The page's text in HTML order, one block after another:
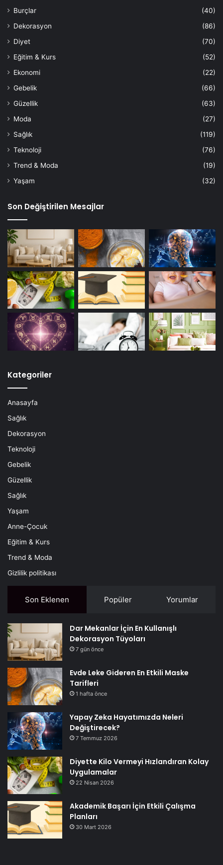
Burçlar
(40)
Dekorasyon
(86)
Diyet
(70)
Eğitim & Kurs
(52)
Ekonomi
(22)
Gebelik
(66)
Güzellik
(63)
Moda
(27)
Sağlık
(119)
Teknoloji
(76)
Trend & Moda
(19)
Yaşam
(32)
Son Değiştirilen Mesajlar
Kategoriler
Anasayfa
Sağlık
Dekorasyon
Teknoloji
Gebelik
Güzellik
Sağlık
Yaşam
Anne-Çocuk
Eğitim & Kurs
Trend & Moda
Gizlilik politikası
Son Eklenen Popüler Yorumlar
Dar Mekanlar İçin En Kullanışlı
Dekorasyon Tüyoları
7 gün önce
Evde Leke Gideren En Etkili Maske
Tarifleri
1 hafta önce
Yapay Zeka Hayatımızda Neleri
Değiştirecek?
7 Temmuz 2026
Diyette Kilo Vermeyi Hızlandıran Kolay
Uygulamalar
22 Nisan 2026
Akademik Başarı İçin Etkili Çalışma
Planları
30 Mart 2026